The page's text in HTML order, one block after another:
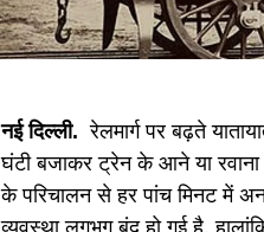
नई दिल्ली. रेलमार्ग पर बढ़ते
घंटी बजाकर ट्रेन के आने या
के परिचालन से हर पांच मिनट में
व्यवस्था लगभग बंद हो गई है.